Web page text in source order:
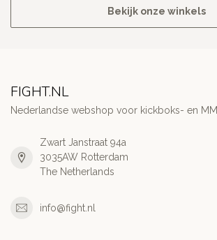
Bekijk onze winkels
FIGHT.NL
Nederlandse webshop voor kickboks- en
Zwart Janstraat 94a
3035AW Rotterdam
The Netherlands
info@fight.nl